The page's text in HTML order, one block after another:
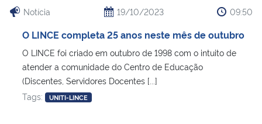
Ministério do Turismo
Ministério do Desenvolvimento Regional
Controladoria-Geral da União
Ministério da Mulher, da Família e dos Direitos Humanos
Notícia 19/10/2023 09:50
O LINCE completa 25 anos neste mês de outubro
O LINCE foi criado em outubro de 1998 com o intuito de
atender a comunidade do Centro de Educação
(Discentes, Servidores Docentes [...]
Tags:
UNITI-LINCE